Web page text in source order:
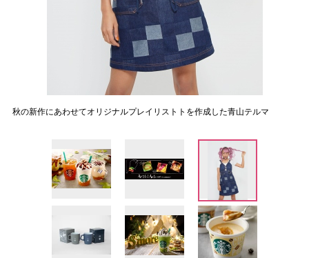
秋の新作にあわせてオリジナルプレイリストトを作成した青山テルマ